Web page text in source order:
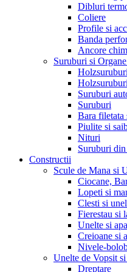
Dibluri
Coliere
Profile si
Banda
Ancore
Suruburi si
Suruburi
Suruburi
Bara filetata
Piulite si
Nituri
Suruburi
Constructii
Scule de Mana si
Ciocane,
Lopeti si
Clesti si
Fierestau si
Unelte si
Creioane si
Nivele-
Unelte de Vopsit
Dreptare